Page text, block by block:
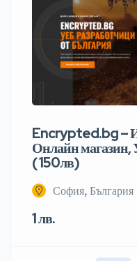
Encrypted.bg –
Онлайн магазин,
( 150лв)
София, България
1 лв.